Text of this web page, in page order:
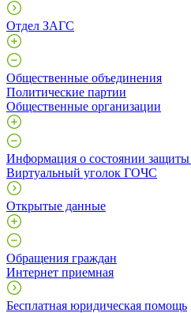
Отдел ЗАГС
Общественные объединения
Политические партии
Общественные организации
Информация о состоянии защиты
Виртуальный уголок ГОЧС
Открытые данные
Обращения граждан
Интернет приемная
Бесплатная юридическая помощь